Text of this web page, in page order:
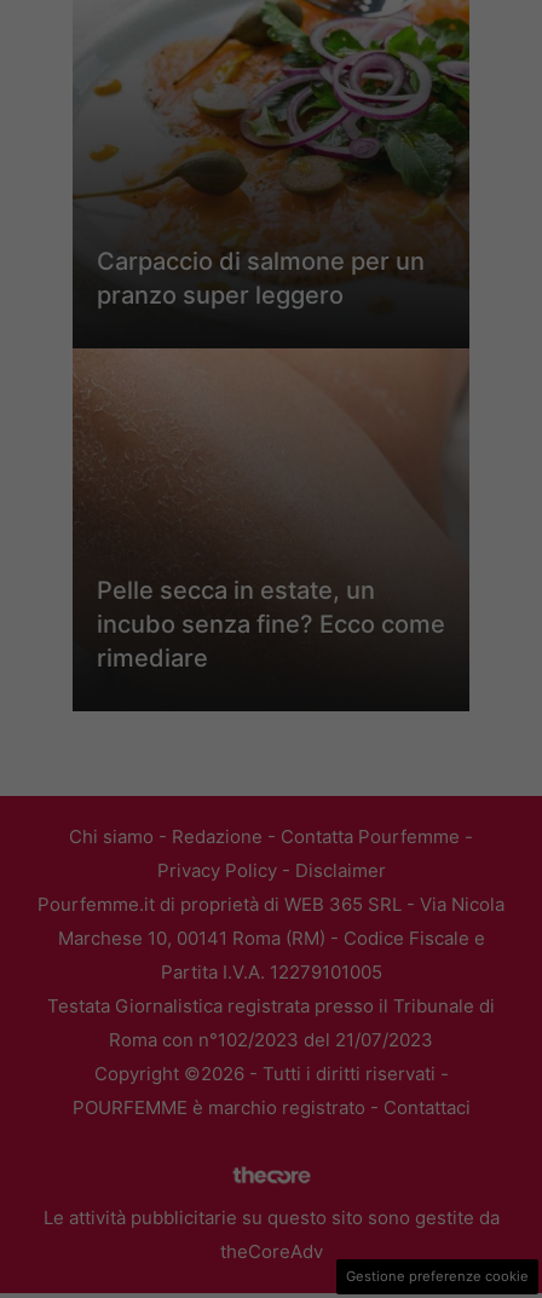
Carpaccio di salmone per un
pranzo super leggero
Pelle secca in estate, un
incubo senza fine? Ecco come
rimediare
Chi siamo - Redazione - Contatta Pourfemme -
Privacy Policy- Disclaimer
Pourfemme.it di proprietà di WEB 365 SRL - Via Nicola
Marchese 10, 00141 Roma (RM) - Codice Fiscale e
Partita I.V.A. 12279101005
Testata Giornalistica registrata presso il Tribunale di
Roma con n°102/2023 del 21/07/2023
Copyright ©2026 - Tutti i diritti riservati -
POURFEMME è marchio registrato - Contattaci
Le attività pubblicitarie su questo sito sono gestite da
theCoreAdv
Gestione preferenze cookie